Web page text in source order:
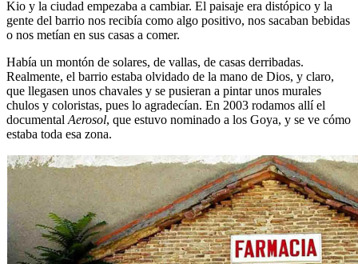
Kio y la ciudad empezaba a cambiar. El paisaje era distópico y la
gente del barrio nos recibía como algo positivo, nos sacaban bebidas
o nos metían en sus casas a comer.
Había un montón de solares, de vallas, de casas derribadas.
Realmente, el barrio estaba olvidado de la mano de Dios, y claro,
que llegasen unos chavales y se pusieran a pintar unos murales
chulos y coloristas, pues lo agradecían. En 2003 rodamos allí el
documental Aerosol, que estuvo nominado a los Goya, y se ve cómo
estaba toda esa zona.